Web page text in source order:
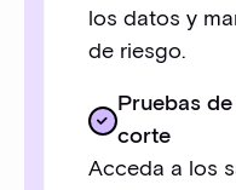
los datos y
de riesgo.
Pruebas
corte
Acceda a los